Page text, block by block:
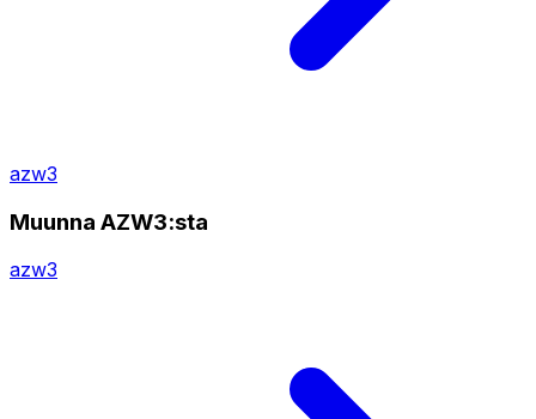
azw3
Muunna AZW3:sta
azw3